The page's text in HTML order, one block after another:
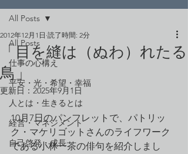
All Posts
仕事の心構え
平安・光・希望・幸福
人とは・生きるとは
経営・マネジメント
自己啓発・成長
All Posts
「目を縫は（ぬわ）れたる
鳥」
2012年12月1日 読了時間: 2分
更新日： 2025年9月1日
10月7日のパンフレットで、パトリッ
ク・マケリゴットさんのライフワーク
である小林一茶の俳句を紹介しまし